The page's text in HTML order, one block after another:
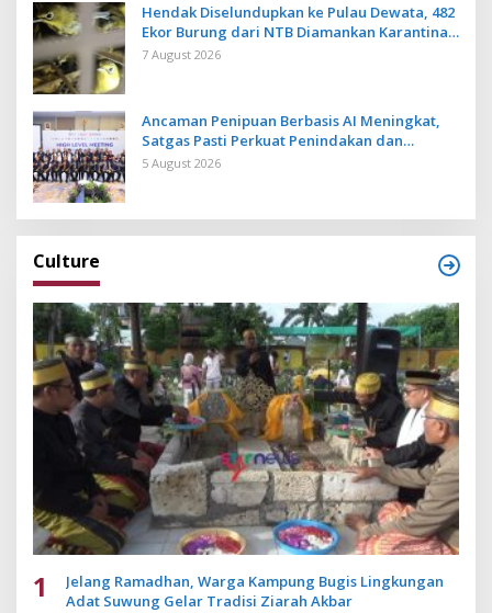
Hendak Diselundupkan ke Pulau Dewata, 482
Ekor Burung dari NTB Diamankan Karantina
Bali
7 August 2026
Ancaman Penipuan Berbasis AI Meningkat,
Satgas Pasti Perkuat Penindakan dan
Pengembangan Aplikasi Anti Penipuan
5 August 2026
Culture
1
Jelang Ramadhan, Warga Kampung Bugis Lingkungan
Adat Suwung Gelar Tradisi Ziarah Akbar